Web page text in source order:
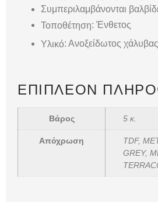
Συμπεριλαμβάνονται
Τοποθέτηση: Ένθετος
Υλικό: Ανοξείδωτος
ΕΠΙΠΛΈΟΝ
Βάρος 5 κ.
Απόχρωση
TDF,
GREY,